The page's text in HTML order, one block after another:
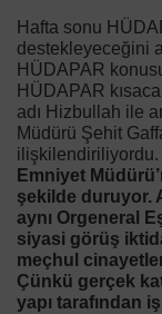
Hafta sonu
destekleyeceğini
HÜDAPAR
HÜDAPAR
adı Hizbullah ile
Müdürü Şehit
Emniyet
şekilde duruyor.
aynı Orgeneral
siyasi görüş
meçhul
Çünkü gerçek
yapı tarafından